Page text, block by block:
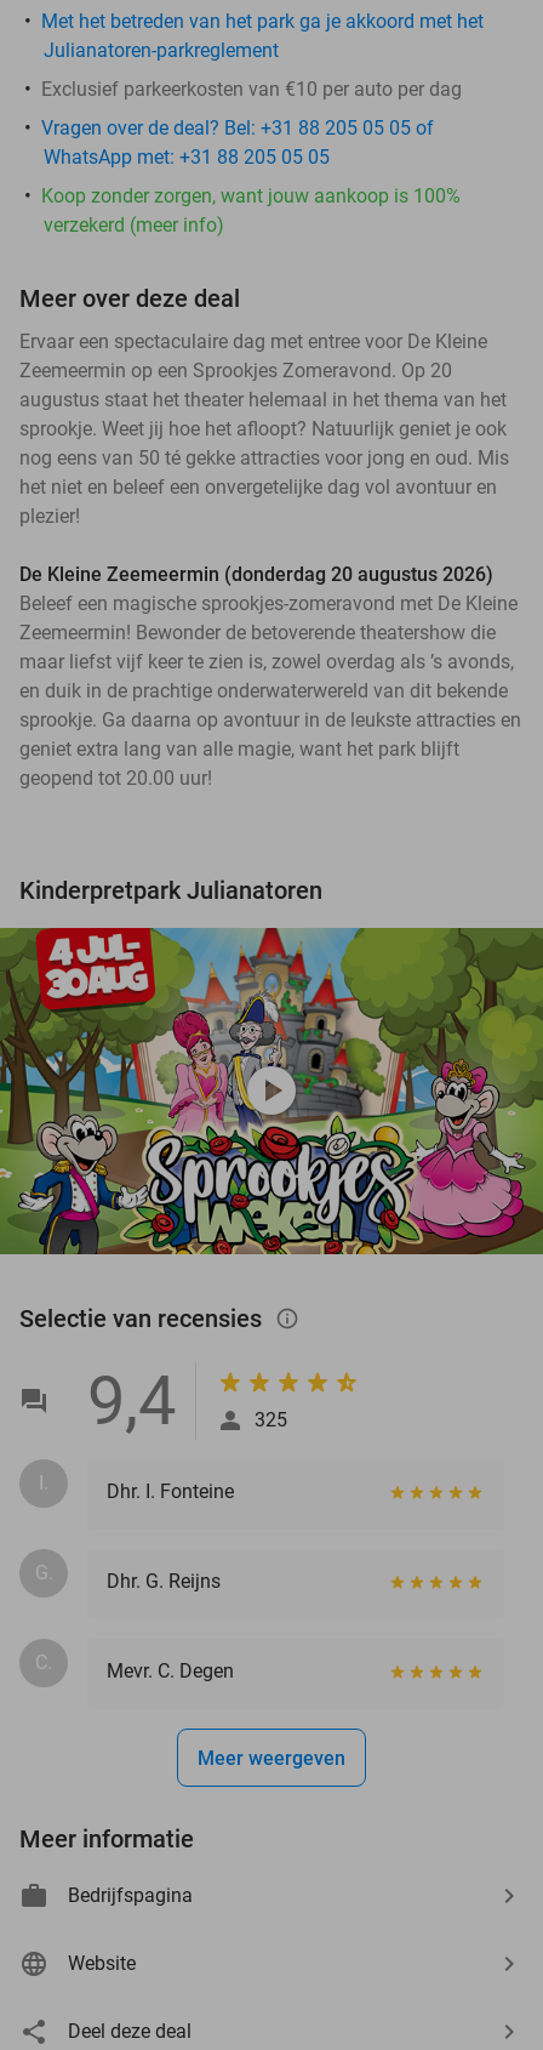
Met het betreden van het park ga je akkoord met het
Julianatoren-parkreglement
Exclusief parkeerkosten van €10 per auto per dag
Vragen over de deal? Bel: +31 88 205 05 05 of
WhatsApp met: +31 88 205 05 05
Koop zonder zorgen, want jouw aankoop is 100%
verzekerd (meer info)
Meer over deze deal
Ervaar een spectaculaire dag met entree voor De Kleine
Zeemeermin op een Sprookjes Zomeravond. Op 20
augustus staat het theater helemaal in het thema van het
sprookje. Weet jij hoe het afloopt? Natuurlijk geniet je ook
nog eens van 50 té gekke attracties voor jong en oud. Mis
het niet en beleef een onvergetelijke dag vol avontuur en
plezier!
De Kleine Zeemeermin (donderdag 20 augustus 2026)
Beleef een magische sprookjes-zomeravond met De Kleine
Zeemeermin! Bewonder de betoverende theatershow die
maar liefst vijf keer te zien is, zowel overdag als ’s avonds,
en duik in de prachtige onderwaterwereld van dit bekende
sprookje. Ga daarna op avontuur in de leukste attracties en
geniet extra lang van alle magie, want het park blijft
geopend tot 20.00 uur!
Kinderpretpark Julianatoren
play_circle
Selectie van recensies info_outlined
9,4 325
I. Dhr. I. Fonteine
G. Dhr. G. Reijns
C. Mevr. C. Degen
Meer weergeven
Meer informatie
Bedrijfspagina
Website
Deel deze deal